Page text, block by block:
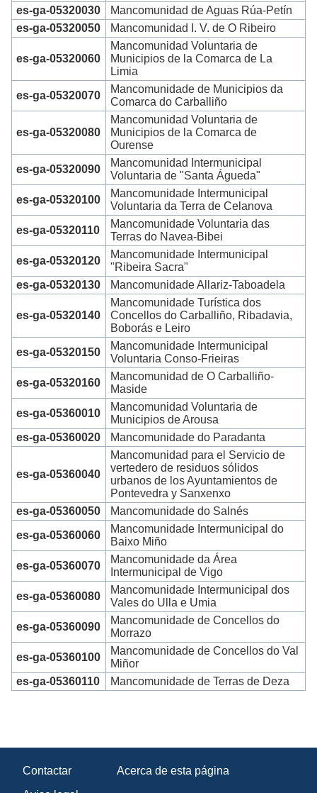
es-ga-05320030
Mancomunidad de Aguas Rúa-Petín
es-ga-05320050
Mancomunidad I. V. de O Ribeiro
es-ga-05320060
Mancomunidad Voluntaria de
Municipios de la Comarca de La
Limia
es-ga-05320070
Mancomunidade de Municipios da
Comarca do Carballiño
es-ga-05320080
Mancomunidad Voluntaria de
Municipios de la Comarca de
Ourense
es-ga-05320090
Mancomunidad Intermunicipal
Voluntaria de "Santa Águeda"
es-ga-05320100
Mancomunidade Intermunicipal
Voluntaria da Terra de Celanova
es-ga-05320110
Mancomunidade Voluntaria das
Terras do Navea-Bibei
es-ga-05320120
Mancomunidade Intermunicipal
"Ribeira Sacra"
es-ga-05320130
Mancomunidade Allariz-Taboadela
es-ga-05320140
Mancomunidade Turística dos
Concellos do Carballiño, Ribadavia,
Boborás e Leiro
es-ga-05320150
Mancomunidade Intermunicipal
Voluntaria Conso-Frieiras
es-ga-05320160
Mancomunidad de O Carballiño-
Maside
es-ga-05360010
Mancomunidad Voluntaria de
Municipios de Arousa
es-ga-05360020
Mancomunidade do Paradanta
es-ga-05360040
Mancomunidad para el Servicio de
vertedero de residuos sólidos
urbanos de los Ayuntamientos de
Pontevedra y Sanxenxo
es-ga-05360050
Mancomunidade do Salnés
es-ga-05360060
Mancomunidade Intermunicipal do
Baixo Miño
es-ga-05360070
Mancomunidade da Área
Intermunicipal de Vigo
es-ga-05360080
Mancomunidade Intermunicipal dos
Vales do Ulla e Umia
es-ga-05360090
Mancomunidade de Concellos do
Morrazo
es-ga-05360100
Mancomunidade de Concellos do Val
Miñor
es-ga-05360110
Mancomunidade de Terras de Deza
Contactar
Acerca de esta página